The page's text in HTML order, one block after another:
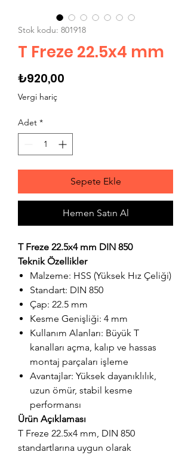
Stok kodu: 801918
T Freze 22.5x4 mm
₺920,00
Vergi hariç
Adet *
Sepete Ekle
Hemen Satın Al
T Freze 22.5x4 mm DIN 850
Teknik Özellikler
Malzeme: HSS (Yüksek Hız Çeliği)
Standart: DIN 850
Çap: 22.5 mm
Kesme Genişliği: 4 mm
Kullanım Alanları: Büyük T
kanalları açma, kalıp ve hassas
montaj parçaları işleme
Avantajlar: Yüksek dayanıklılık,
uzun ömür, stabil kesme
performansı
Ürün Açıklaması
T Freze 22.5x4 mm, DIN 850
standartlarına uygun olarak